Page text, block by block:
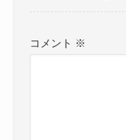
コメント ※